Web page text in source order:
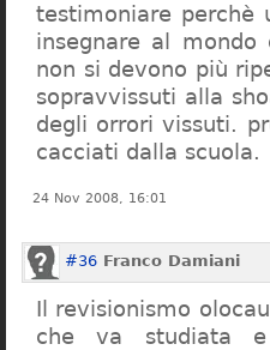
testimoniare perchè
insegnare al
non si devono più
sopravvissuti alla
degli orrori vissuti.
cacciati dalla scuola.
24 Nov 2008, 16:01
#36 Franco Damiani
Il revisionismo
che va studiata e